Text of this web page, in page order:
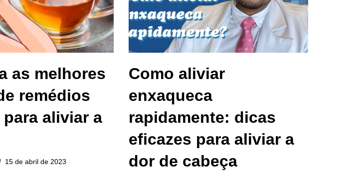
as melhores
remédios
aliviar a
15 de abril de 2023
Como aliviar
enxaqueca
rapidamente: dicas
eficazes para aliviar a
dor de cabeça